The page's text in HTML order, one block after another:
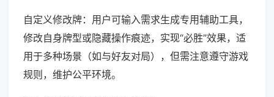
自定义修改牌：用户可输入需求生成专用辅助工具，
修改自身牌型或隐藏操作痕迹，实现“必胜”效果，适
用于多种场景（如与好友对局），但需注意遵守游戏
规则，维护公平环境。